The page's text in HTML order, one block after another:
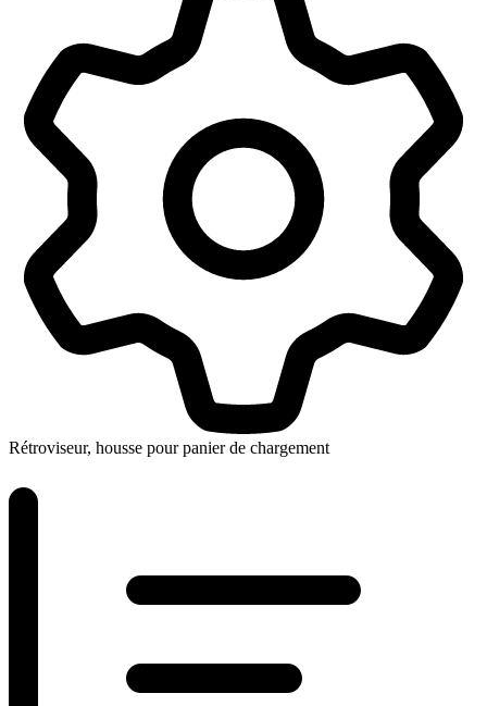
Rétroviseur, housse pour panier de chargement